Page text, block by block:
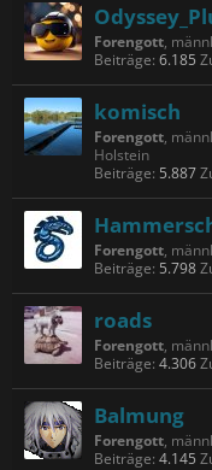
Forengott,
Beiträge: 6.185
komisch
Forengott,
Holstein
Beiträge: 5.887
Forengott,
Beiträge: 5.798
roads
Forengott,
Beiträge: 4.306
Balmung
Forengott,
Beiträge: 4.145